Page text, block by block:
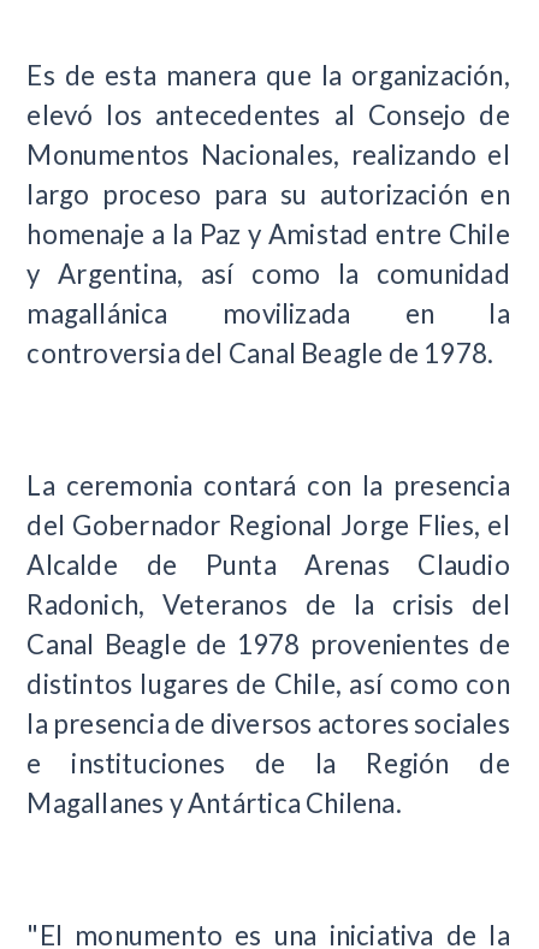
Es de esta manera que la organización,
elevó los antecedentes al Consejo de
Monumentos Nacionales, realizando el
largo proceso para su autorización en
homenaje a la Paz y Amistad entre Chile
y Argentina, así como la comunidad
magallánica movilizada en la
controversia del Canal Beagle de 1978.
La ceremonia contará con la presencia
del Gobernador Regional Jorge Flies, el
Alcalde de Punta Arenas Claudio
Radonich, Veteranos de la crisis del
Canal Beagle de 1978 provenientes de
distintos lugares de Chile, así como con
la presencia de diversos actores sociales
e instituciones de la Región de
Magallanes y Antártica Chilena.
"El monumento es una iniciativa de la